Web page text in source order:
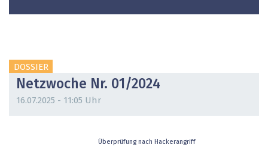
DOSSIER
Netzwoche Nr. 01/2024
16.07.2025 - 11:05 Uhr
Überprüfung nach Hackerangriff